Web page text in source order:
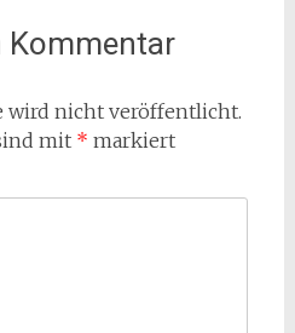
Kommentar
wird nicht veröffentlicht.
mit * markiert